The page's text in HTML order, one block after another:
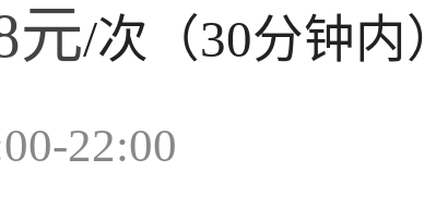
元/次（30分钟内）
22:00